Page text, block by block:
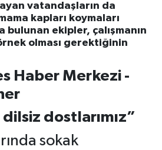
vatandaşların da
kapları koymaları
bulunan ekipler, çalışmanın
olması gerektiğinin
Haber Merkezi -
dostlarımız”
sokak